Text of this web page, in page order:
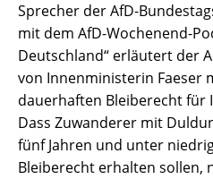
Sprecher der AfD-
mit dem AfD-Wochenend-
Deutschland“ erläutert der
von Innenministerin Faeser
dauerhaften Bleiberecht für
Dass Zuwanderer mit
fünf Jahren und unter
Bleiberecht erhalten sollen,